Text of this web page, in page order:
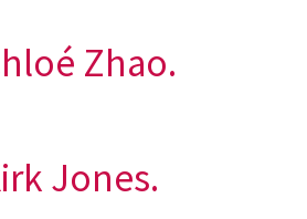
Zhao.
Jones.